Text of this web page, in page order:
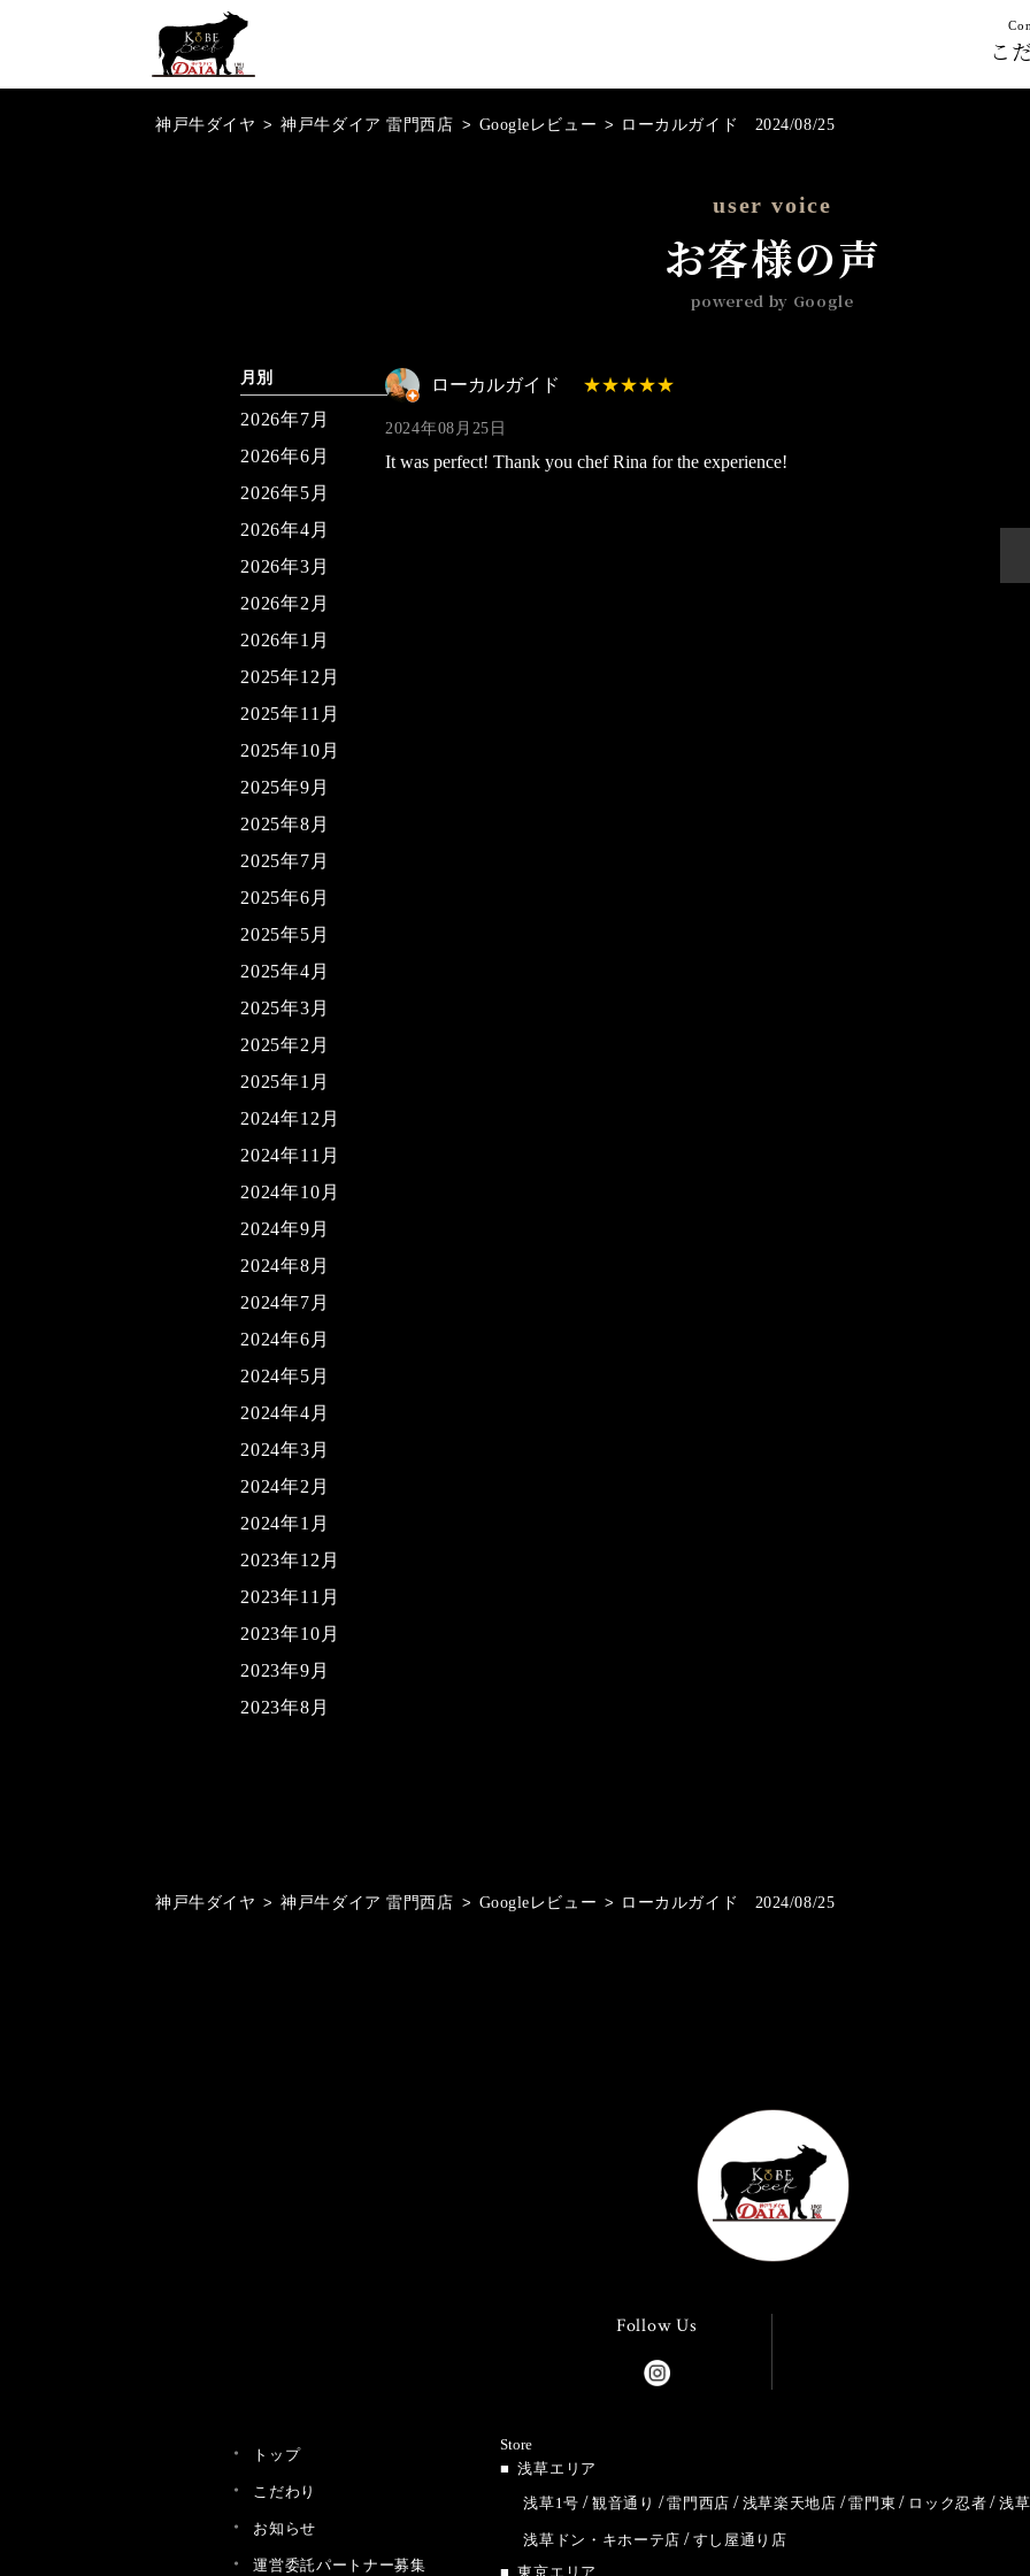
こ
神戸牛ダイヤ > 神戸牛ダイア 雷門西店 > Googleレビュー > ローカルガイド 2024/08/25
user voice
お客様の声
powered by Google
ローカルガイド
2024年08月25日
It was perfect! Thank you chef Rina for the experience!
月別
2026年7月
2026年6月
2026年5月
2026年4月
2026年3月
2026年2月
2026年1月
2025年12月
2025年11月
2025年10月
2025年9月
2025年8月
2025年7月
2025年6月
2025年5月
2025年4月
2025年3月
2025年2月
2025年1月
2024年12月
2024年11月
2024年10月
2024年9月
2024年8月
2024年7月
2024年6月
2024年5月
2024年4月
2024年3月
2024年2月
2024年1月
2023年12月
2023年11月
2023年10月
2023年9月
2023年8月
神戸牛ダイヤ > 神戸牛ダイア 雷門西店 > Googleレビュー > ローカルガイド 2024/08/25
Follow Us
トップ
こだわり
お知らせ
運営委託パートナー募集
Store
浅草エリア
浅草1号
観音通り 雷門西店 浅草楽天地店 雷門東 ロック忍者 浅
浅草ドン・キホーテ店
すし屋通り店
東京エリア